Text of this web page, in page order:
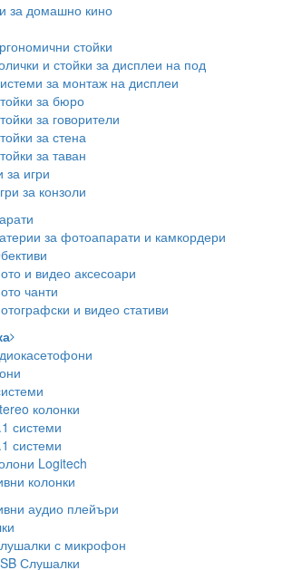
за домашно кино
стойки
и стойки за дисплеи на под
за монтаж на дисплеи
за бюро
за говорители
за стена
за таван
за игри
за конзоли
за фотоапарати и камкордери
и видео аксесоари
чанти
и видео стативи
колонки
системи
системи
Logitech
колонки
аудио плейъри
с микрофон
Слушалки